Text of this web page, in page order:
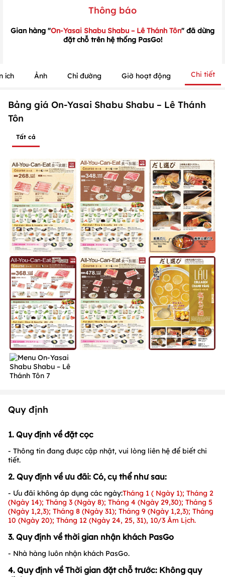
Thông báo
Gian hàng "On-Yasai Shabu Shabu – Lê Thánh Tôn" đã dừng
đặt chỗ trên hệ thống PasGo!
ích Ảnh Chỉ đường Giờ hoạt động Chi tiết
Bảng giá On-Yasai Shabu Shabu – Lê Thánh
Tôn
Tất cả
Quy định
1. Quy định về đặt cọc
- Thông tin đang được cập nhật, vui lòng liên hệ để biết chi
tiết.
2. Quy định về ưu đãi: Có, cụ thể như sau:
- Ưu đãi không áp dụng các ngày:Tháng 1 ( Ngày 1); Tháng 2
(Ngày 14); Tháng 3 (Ngày 8); Tháng 4 (Ngày 29,30); Tháng 5
(Ngày 1,2,3); Tháng 8 (Ngày 31); Tháng 9 (Ngày 1,2,3); Tháng
10 (Ngày 20); Tháng 12 (Ngày 24, 25, 31), 10/3 Âm Lịch.
3. Quy định về thời gian nhận khách PasGo
- Nhà hàng luôn nhận khách PasGo.
4. Quy định về Thời gian đặt chỗ trước: Không quy